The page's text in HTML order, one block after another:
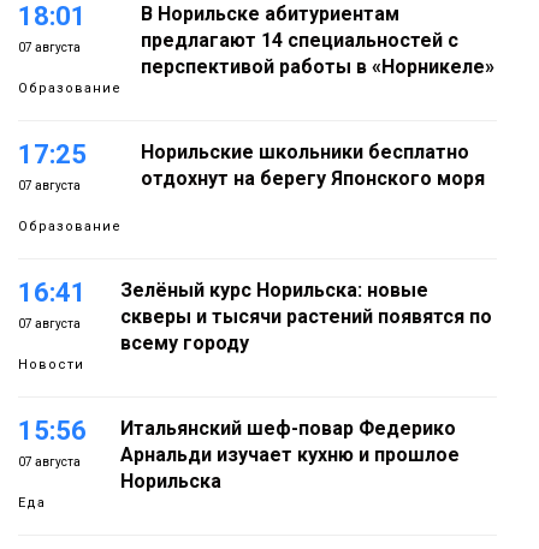
18:01
07 августа
Образование
В Норильске абитуриентам
предлагают 14 специальностей с
перспективой работы в «Норникеле»
17:25
07 августа
Образование
Норильские школьники бесплатно
отдохнут на берегу Японского моря
16:41
07 августа
Новости
Зелёный курс Норильска: новые
скверы и тысячи растений появятся по
всему городу
15:56
07 августа
Еда
Итальянский шеф-повар Федерико
Арнальди изучает кухню и прошлое
Норильска